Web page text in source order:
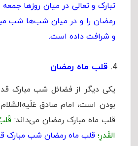
تبارک و تعالی در میان روزها جمعه
رمضان را و در میان شب‌ها شب
و شرافت داده است.
قلب ماه رمضان
یکی دیگر از فضائل شب مبارک
بودن است، امام صادق
قلب ماه مبارک رمضان می‌داند:
القَدرِ؛ قلب ماه رمضان شب مبارک